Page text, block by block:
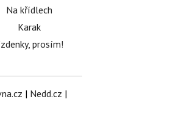
Na křídlech
Karak
prosím!
| Nedd.cz |